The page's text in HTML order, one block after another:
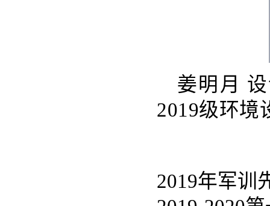
姜明月
2019级环境
2019年军训